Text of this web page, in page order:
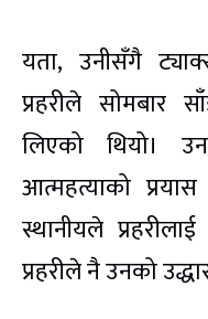
यता, उनीसँगै
प्रहरीले सोमबार
लिएको थियो।
आत्महत्याको
स्थानीयले
प्रहरीले नै उनको